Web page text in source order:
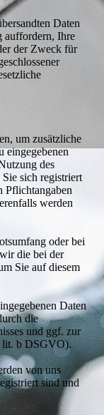
Daten
auffordern, Ihre
der Zweck für
um zusätzliche
eingegebenen
des
sich registriert
Pflichtangaben
werden
oder bei
die bei der
Sie auf diesem
Daten
die
und ggf. zur
lit. b DSGVO).
von uns
sind und